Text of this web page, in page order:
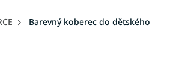
Barevný koberec do dětského